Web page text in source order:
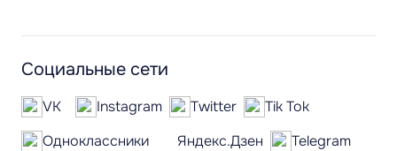
Социальные сети
VK Instagram Twitter
Tik Tok
Одноклассники
Яндекс.Дзен
Telegram